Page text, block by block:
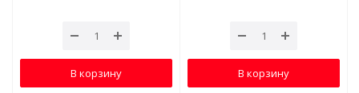
В корзину В корзину